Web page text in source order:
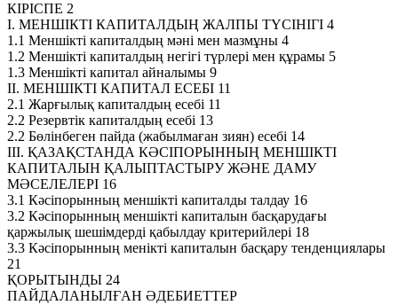
КІРІСПЕ 2
І. МЕНШІКТІ КАПИТАЛДЫҢ ЖАЛПЫ ТҮСІНІГІ 4
1.1 Меншікті капиталдың мәні мен мазмұны 4
1.2 Меншікті капиталдың негігі түрлері мен құрамы 5
1.3 Меншікті капитал айналымы 9
ІІ. МЕНШІКТІ КАПИТАЛ ЕСЕБІ 11
2.1 Жарғылық капиталдың есебі 11
2.2 Резервтік капиталдың есебі 13
2.2 Бөлінбеген пайда (жабылмаған зиян) есебі 14
ІІІ. ҚАЗАҚСТАНДА КӘСІПОРЫННЫҢ МЕНШІКТІ
КАПИТАЛЫН ҚАЛЫПТАСТЫРУ ЖӘНЕ ДАМУ
МӘСЕЛЕЛЕРІ 16
3.1 Кәсіпорынның меншікті капиталды талдау 16
3.2 Кәсіпорынның меншікті капиталын басқарудағы
қаржылық шешімдерді қабылдау критерийлері 18
3.3 Кәсіпорынның менікті капиталын басқару тенденциялары
21
ҚОРЫТЫНДЫ 24
ПАЙДАЛАНЫЛҒАН ӘДЕБИЕТТЕР